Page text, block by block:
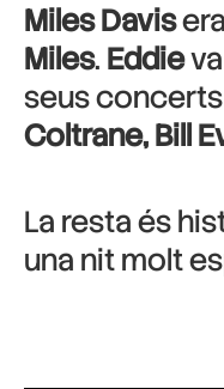
Miles Davis
Miles. Eddie
seus concerts
Coltrane, Bill
La resta és
una nit molt